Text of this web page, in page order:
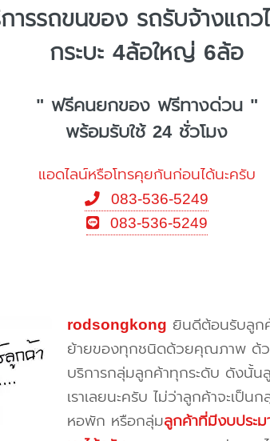
ารรถขนของ รถรับจ้างแถว
กระบะ 4ล้อใหญ่ 6ล้อ
" ฟรีคนยกของ ฟรีทางด่วน "
พร้อมรับใช้ 24 ชั่วโมง
แอดไลน์หรือโทรคุยกันก่อนได้นะครับ
083-536-5249
083-536-5249
rodsongkong ยินดีต้อนรับลูก
ย้ายของทุกชนิดด้วยคุณภาพ ด้ว
บริการกลุ่มลูกค้าทุกระดับ ดังนั้น
เราเลยนะครับ ไม่ว่าลูกค้าจะเป็
หอพัก หรือกลุ่มลูกค้าที่มีงบประ